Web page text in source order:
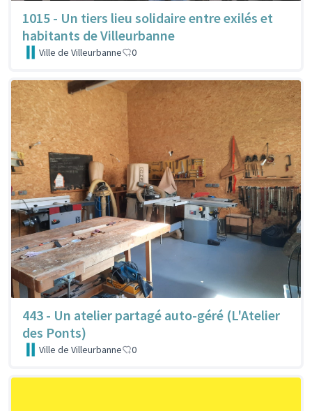
1015 - Un tiers lieu solidaire entre exilés et
habitants de Villeurbanne
Ville de Villeurbanne 0
443 - Un atelier partagé auto-géré (L'Atelier
des Ponts)
Ville de Villeurbanne 0